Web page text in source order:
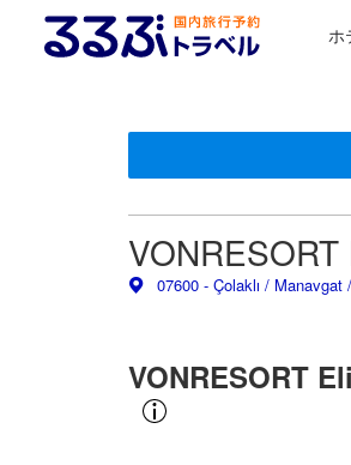
ホ
07600 - Çolaklı /
VONRESORT